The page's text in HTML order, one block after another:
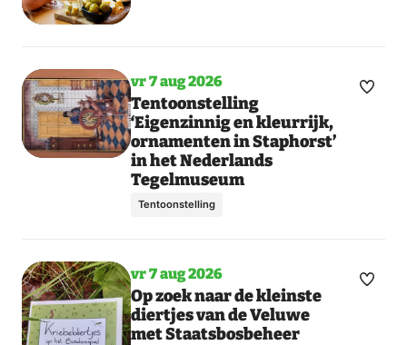
vr 7 aug 2026
Tentoonstelling
‘Eigenzinnig en kleurrijk,
ornamenten in Staphorst’
in het Nederlands
Tegelmuseum
Tentoonstelling
Maak
vr 7 aug 2026
Op zoek naar de kleinste
diertjes van de Veluwe
met Staatsbosbeheer
Maak